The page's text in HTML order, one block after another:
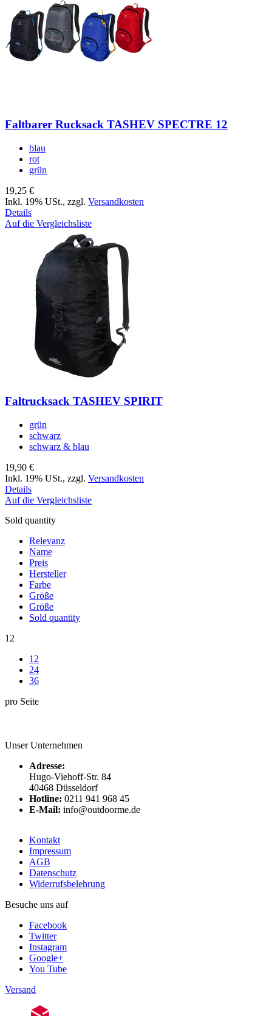
Faltbarer Rucksack TASHEV SPECTRE 12
blau
rot
grün
19,25 €
Inkl. 19% USt., zzgl. Versandkosten
Details
Auf die Vergleichsliste
Faltrucksack TASHEV SPIRIT
grün
schwarz
schwarz & blau
19,90 €
Inkl. 19% USt., zzgl. Versandkosten
Details
Auf die Vergleichsliste
Sold quantity
Relevanz
Name
Preis
Hersteller
Farbe
Größe
Größe
Sold quantity
12
12
24
36
pro Seite
Unser Unternehmen
Adresse:
Hugo-Viehoff-Str. 84
40468 Düsseldorf
Hotline: 0211 941 968 45
E-Mail: info@outdoorme.de
Kontakt
Impressum
AGB
Datenschutz
Widerrufsbelehrung
Besuche uns auf
Facebook
Twitter
Instagram
Google+
You Tube
Versand